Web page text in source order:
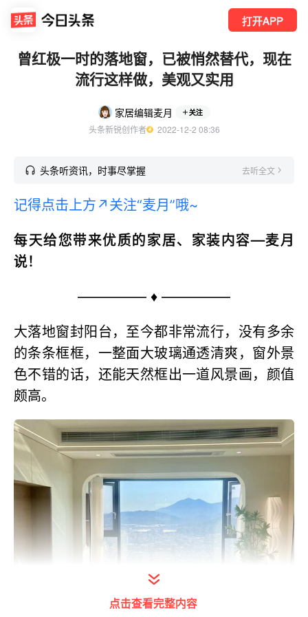
打开APP
曾红极一时的落地窗，已被悄然替代，现在
流行这样做，美观又实用
家居编辑麦月 关注
头条新锐创作者
  2022-12-2 08:36
头条听资讯，时事尽掌握 去听全文
记得点击上方↗关注“麦月”哦~
每天给您带来优质的家居、家装内容—麦月
说！
————— ♦ —————
大落地窗封阳台，至今都非常流行，没有多余
的条条框框，一整面大玻璃通透清爽，窗外景
色不错的话，还能天然框出一道风景画，颜值
颇高。
点击查看完整内容